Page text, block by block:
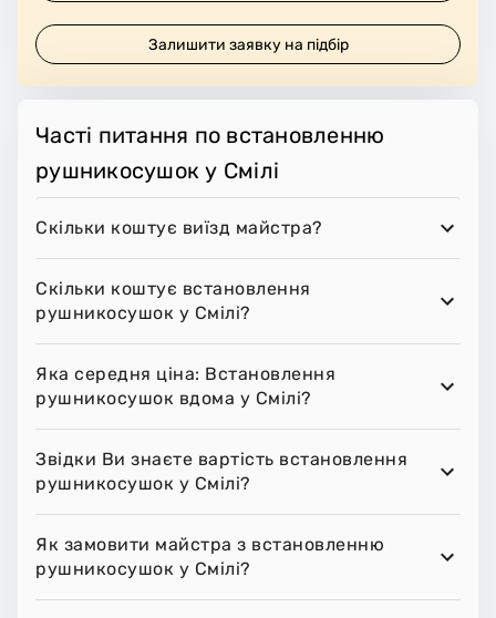
Залишити заявку на підбір
Часті питання по встановленню
рушникосушок у Смілі
Скільки коштує виїзд майстра?
Скільки коштує встановлення
рушникосушок у Смілі?
Яка середня ціна: Встановлення
рушникосушок вдома у Смілі?
Звідки Ви знаєте вартість встановлення
рушникосушок у Смілі?
Як замовити майстра з встановленню
рушникосушок у Смілі?